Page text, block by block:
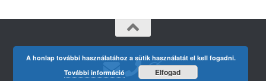
A honlap további használatához a sütik használatát el kell fogadni.
További információ
Elfogad